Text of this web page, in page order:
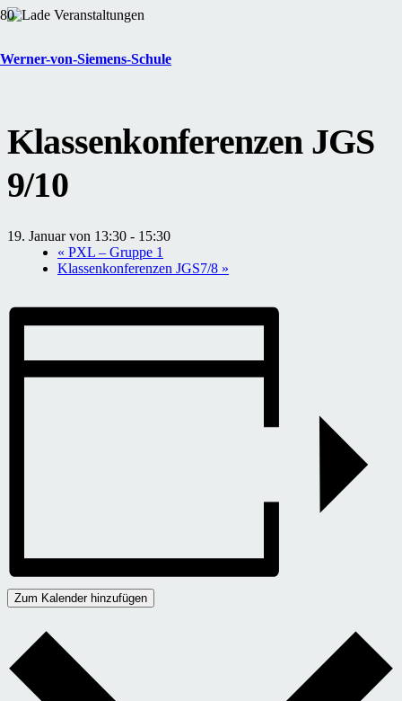
Werner-von-Siemens-Schule
Klassenkonferenzen JGS
9/10
19. Januar von 13:30 - 15:30
« PXL – Gruppe 1
Klassenkonferenzen JGS7/8 »
Zum Kalender hinzufügen